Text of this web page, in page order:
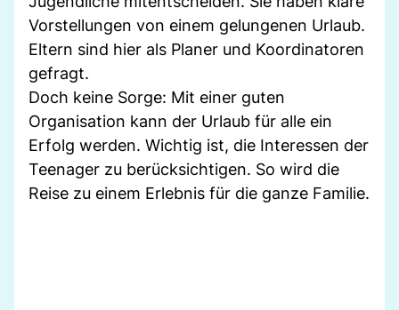
Vorstellungen von einem gelungenen Urlaub.
Eltern sind hier als Planer und Koordinatoren
gefragt.
Doch keine Sorge: Mit einer guten
Organisation kann der Urlaub für alle ein
Erfolg werden. Wichtig ist, die Interessen der
Teenager zu berücksichtigen. So wird die
Reise zu einem Erlebnis für die ganze Familie.